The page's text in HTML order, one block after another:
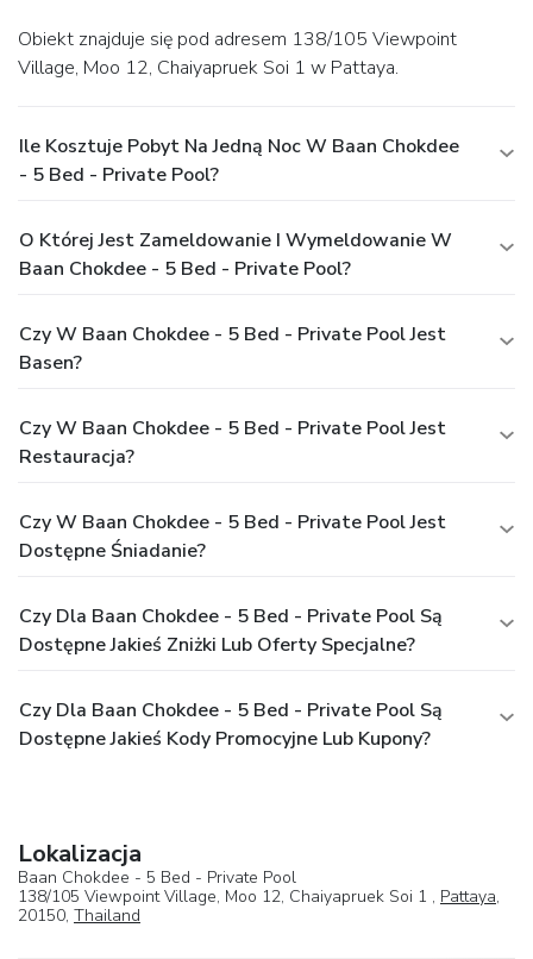
Obiekt znajduje się pod adresem 138/105 Viewpoint
Village, Moo 12, Chaiyapruek Soi 1 w Pattaya.
Ile Kosztuje Pobyt Na Jedną Noc W Baan Chokdee
- 5 Bed - Private Pool?
O Której Jest Zameldowanie I Wymeldowanie W
Baan Chokdee - 5 Bed - Private Pool?
Czy W Baan Chokdee - 5 Bed - Private Pool Jest
Basen?
Czy W Baan Chokdee - 5 Bed - Private Pool Jest
Restauracja?
Czy W Baan Chokdee - 5 Bed - Private Pool Jest
Dostępne Śniadanie?
Czy Dla Baan Chokdee - 5 Bed - Private Pool Są
Dostępne Jakieś Zniżki Lub Oferty Specjalne?
Czy Dla Baan Chokdee - 5 Bed - Private Pool Są
Dostępne Jakieś Kody Promocyjne Lub Kupony?
Lokalizacja
Baan Chokdee - 5 Bed - Private Pool
138/105 Viewpoint Village, Moo 12, Chaiyapruek Soi 1 , Pattaya,
20150, Thailand